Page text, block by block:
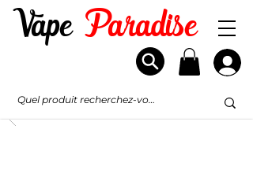
VapeParadise